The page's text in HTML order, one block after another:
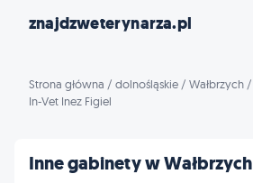
znajdzweterynarza.pl
Strona główna / dolnośląskie / Wałbrzych /
In-Vet Inez Figiel
Inne gabinety w Wałbrzych